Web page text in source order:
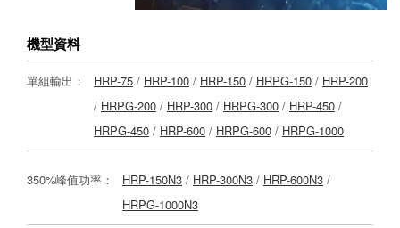
機型資料
單組輸出： HRP-75 / HRP-100 / HRP-150 / HRPG-150 / HRP-200
/ HRPG-200 / HRP-300 / HRPG-300 / HRP-450 /
HRPG-450 / HRP-600 / HRPG-600 / HRPG-1000
350%峰值功率： HRP-150N3 / HRP-300N3 / HRP-600N3 /
HRPG-1000N3